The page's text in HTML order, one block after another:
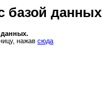
базой данных
данных.
нажав сюда